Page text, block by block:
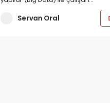
Servan Oral